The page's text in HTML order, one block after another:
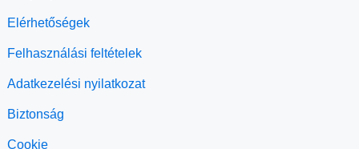
Elérhetőségek
Felhasználási feltételek
Adatkezelési nyilatkozat
Biztonság
Cookie